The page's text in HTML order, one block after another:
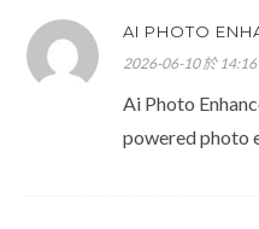
AI PHOTO
2026-06-10 於 14:16
Ai Photo
powered photo